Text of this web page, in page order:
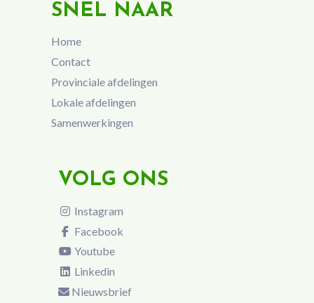
SNEL NAAR
Home
Contact
Provinciale afdelingen
Lokale afdelingen
Samenwerkingen
VOLG ONS
Instagram
Facebook
Youtube
Linkedin
Nieuwsbrief